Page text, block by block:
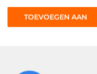
TOEVOEGEN AAN